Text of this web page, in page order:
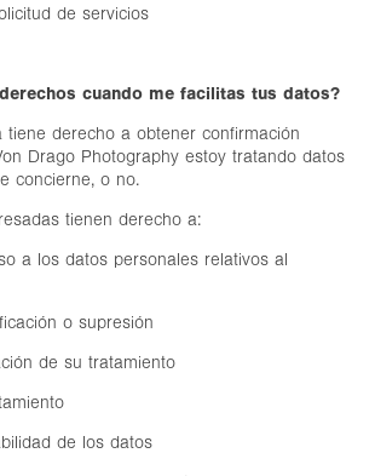
de servicios
cuando me facilitas tus datos?
tiene derecho a obtener confirmación
Drago Photography estoy tratando datos
concierne, o no.
tienen derecho a:
a los datos personales relativos al
o supresión
de su tratamiento
de los datos